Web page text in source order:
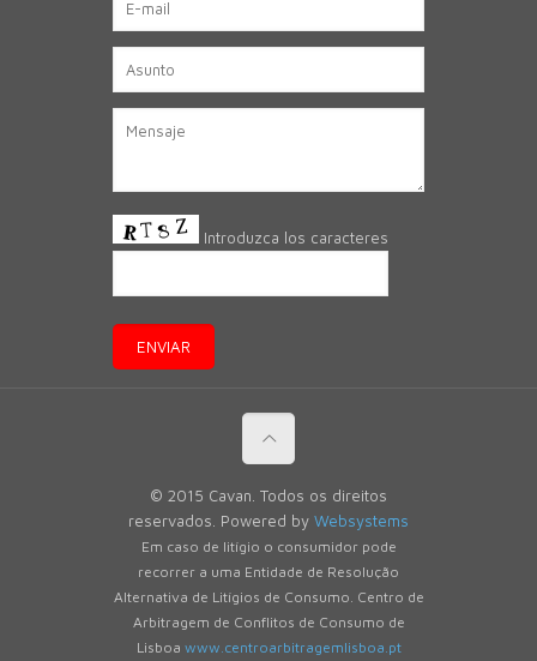
Introduzca los caracteres
© 2015 Cavan. Todos os direitos
reservados. Powered by Websystems
Em caso de litígio o consumidor pode
recorrer a uma Entidade de Resolução
Alternativa de Litígios de Consumo. Centro de
Arbitragem de Conflitos de Consumo de
Lisboa www.centroarbitragemlisboa.pt